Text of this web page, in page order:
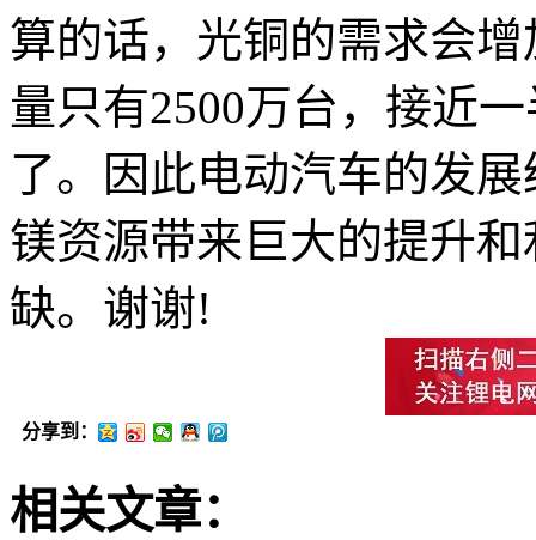
算的话，光铜的需求会
量只有2500万台，接近
了。因此电动汽车的发
镁资源带来巨大的提升
缺。谢谢!
分享到：
相关文章：